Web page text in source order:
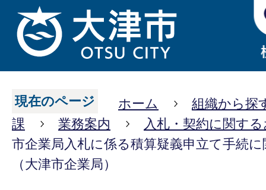
現在のページ ホーム
組織から探
課
業務案内
入札・契約に関す
市企業局入札に係る積算疑義申立て手続
（大津市企業局）